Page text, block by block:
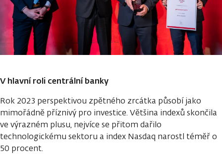
V hlavní roli centrální banky
Rok 2023 perspektivou zpětného zrcátka působí jako
mimořádně příznivý pro investice. Většina indexů skončila
ve výrazném plusu, nejvíce se přitom dařilo
technologickému sektoru a index Nasdaq narostl téměř o
50 procent.